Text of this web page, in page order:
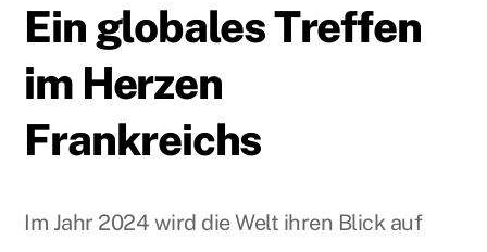
Ein globales Treffen
im Herzen
Frankreichs
Im Jahr 2024 wird die Welt ihren Blick auf